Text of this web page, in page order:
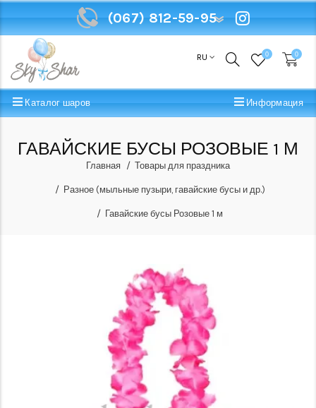
(067) 812-59-95
RU 0 0
Каталог шаров Информация
ГАВАЙСКИЕ БУСЫ РОЗОВЫЕ 1 М
Главная Товары для праздника
Разное (мыльные пузыри, гавайские бусы и др.)
Гавайские бусы Розовые 1 м